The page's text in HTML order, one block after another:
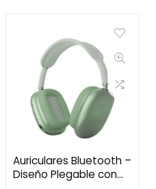
Auriculares Bluetooth –
Diseño Plegable con